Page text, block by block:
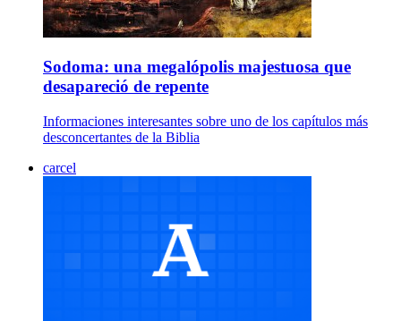
Sodoma: una megalópolis majestuosa que
desapareció de repente
Informaciones interesantes sobre uno de los capítulos más
desconcertantes de la Biblia
carcel